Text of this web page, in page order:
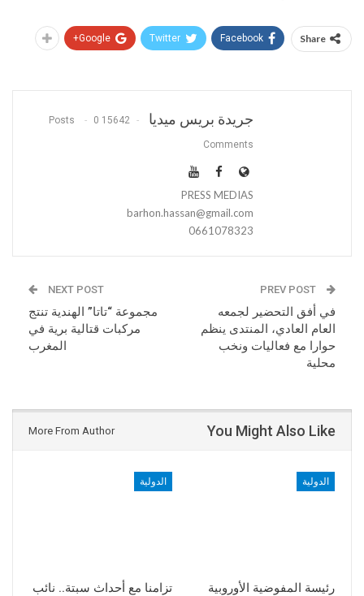
Share
Facebook
Twitter
Google+
جريدة بريس ميديا 15642 Posts
0
Comments
PRESS MEDIAS
barhon.hassan@gmail.com
0661078323
في أفق التحضير لجمعه
العام العادي، المنتدى ينظم
حوارا مع فعاليات ونخب
محلية
NEXT POST
مجموعة “تاتا” الهندية تنتج
مركبات قتالية برية في
المغرب
You Might Also Like
More From Author
الدولية
رئيسة المفوضية الأوروبية
الدولية
تزامنا مع أحداث سبتة.. نائب